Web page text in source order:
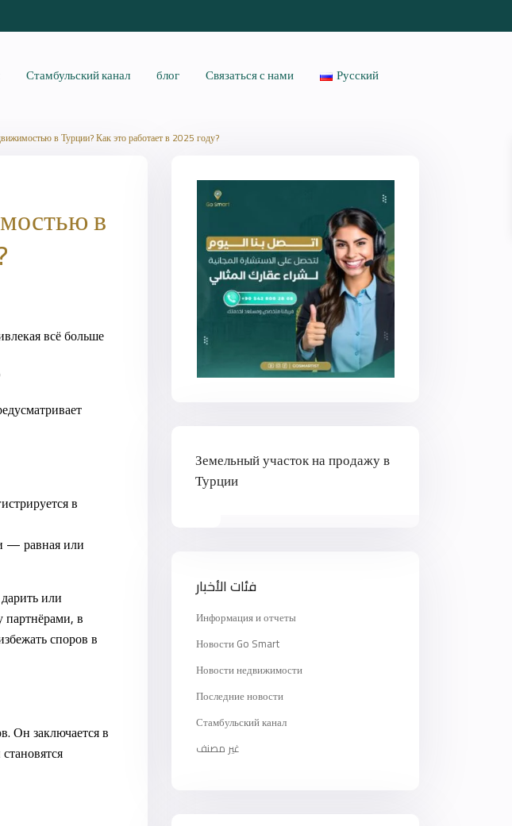
Стамбульский канал блог Связаться с нами Русский
в Турции? Как это работает в 2025 году?
в
всё больше
в
— равная или
или
партнёрами, в
споров в
Он заключается в
Земельный участок на продажу в
Турции
فئات الأخبار
Информация и отчеты
Новости Go Smart
Новости недвижимости
Последние новости
Стамбульский канал
غير مصنف